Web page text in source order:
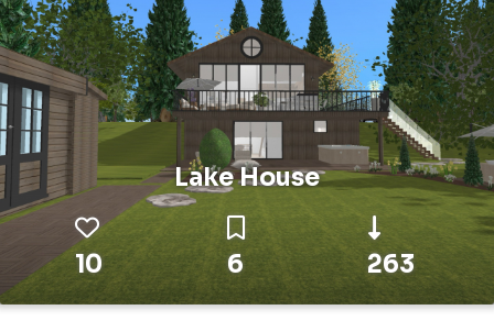
Lake House
10 6 263